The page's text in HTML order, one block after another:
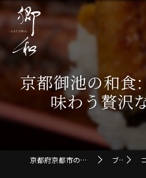
京都御池の和食
味わう贅沢
京都府京都市の和食なら郷和-SATOWA- ブログ コ